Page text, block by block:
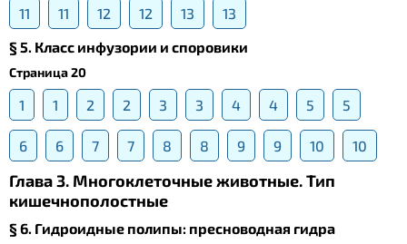
11 11 12 12 13
13
§ 5. Класс инфузории и споровики
Страница 20
1 1 2 2 3 3 4 4 5 5
6 6 7 7 8 8 9 9 10 10
Глава 3. Многоклеточные животные. Тип
кишечнополостные
§ 6. Гидроидные полипы: пресноводная гидра